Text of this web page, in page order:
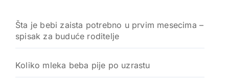
Šta je bebi zaista potrebno u prvim mesecima –
spisak za buduće roditelje
Koliko mleka beba pije po uzrastu